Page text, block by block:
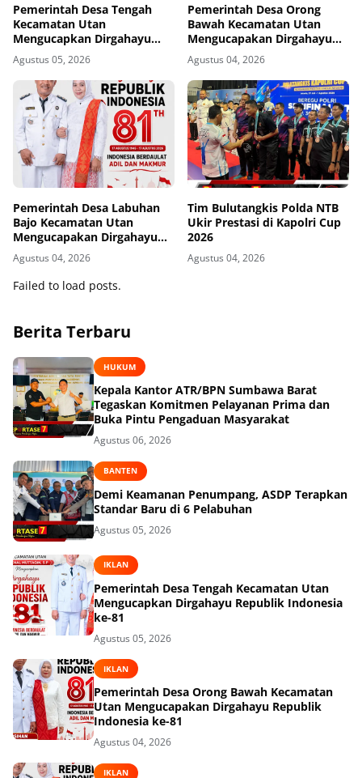
Pemerintah Desa Tengah
Kecamatan Utan
Mengucapkan Dirgahayu
Republik Indonesia ke-81
Agustus 05, 2026
Pemerintah Desa Orong
Bawah Kecamatan Utan
Mengucapakan Dirgahayu
Republik Indonesia ke-81
Agustus 04, 2026
Pemerintah Desa Labuhan
Bajo Kecamatan Utan
Mengucapakan Dirgahayu
Republik Indonesia ke-81
Agustus 04, 2026
Tim Bulutangkis Polda NTB
Ukir Prestasi di Kapolri Cup
2026
Agustus 04, 2026
Failed to load posts.
Berita Terbaru
HUKUM
Kepala Kantor ATR/BPN Sumbawa Barat
Tegaskan Komitmen Pelayanan Prima dan
Buka Pintu Pengaduan Masyarakat
Agustus 06, 2026
BANTEN
Demi Keamanan Penumpang, ASDP Terapkan
Standar Baru di 6 Pelabuhan
Agustus 05, 2026
IKLAN
Pemerintah Desa Tengah Kecamatan Utan
Mengucapkan Dirgahayu Republik Indonesia
ke-81
Agustus 05, 2026
IKLAN
Pemerintah Desa Orong Bawah Kecamatan
Utan Mengucapakan Dirgahayu Republik
Indonesia ke-81
Agustus 04, 2026
IKLAN